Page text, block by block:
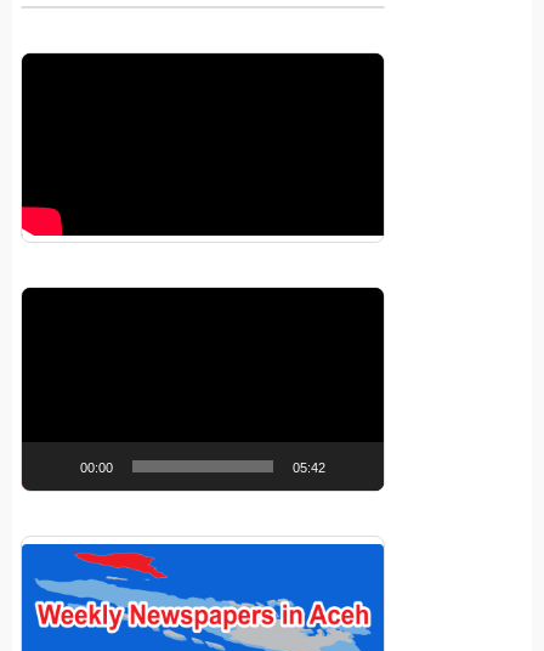
Pemutar
00:00 05:42